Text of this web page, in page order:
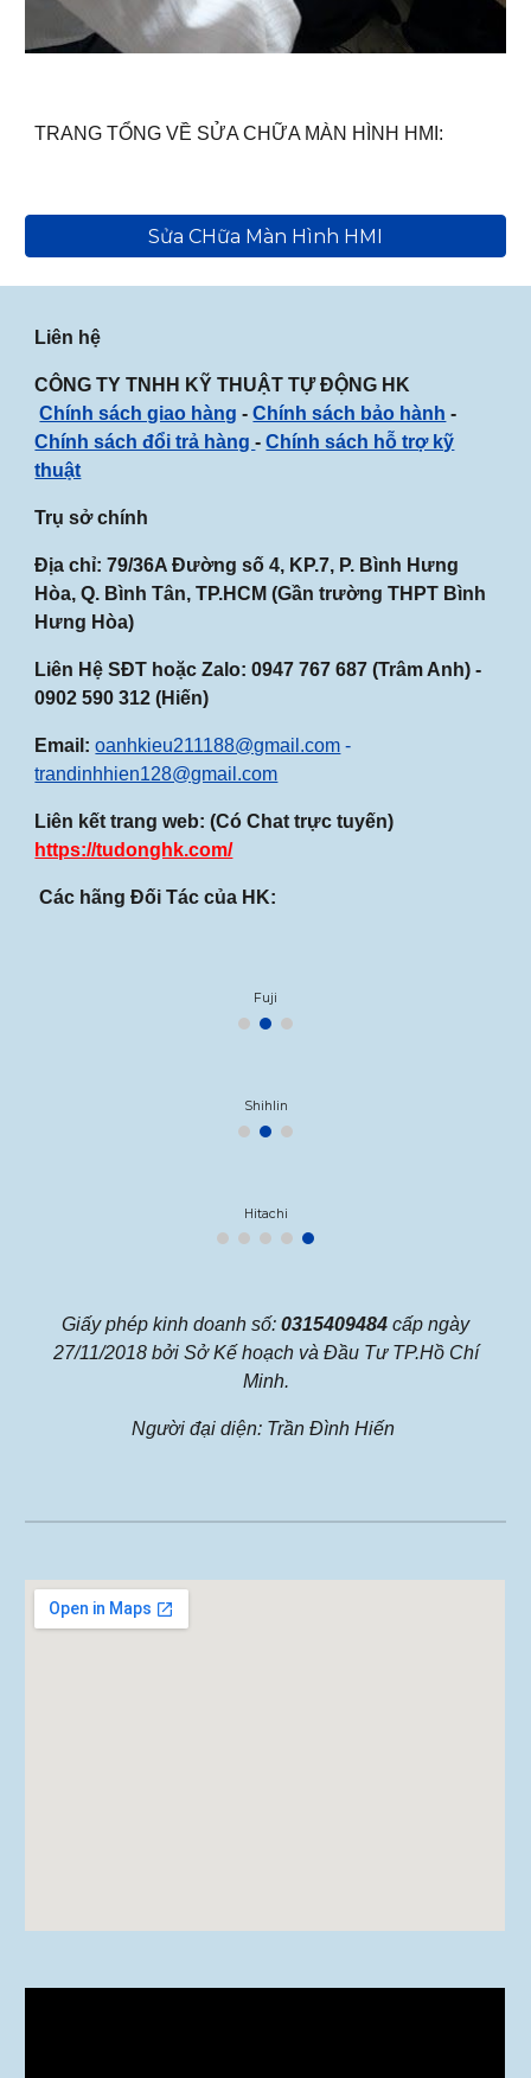
TRANG TỔNG VỀ SỬA CHỮA MÀN HÌNH HMI:
Sửa CHữa Màn Hình HMI
Liên hệ
CÔNG TY TNHH KỸ THUẬT TỰ ĐỘNG HK
Chính sách giao hàng - Chính sách bảo hành -
Chính sách đổi trả hàng- Chính sách hỗ trợ kỹ
thuật
Trụ sở chính
Địa chỉ: 79/36A Đường số 4, KP.7, P. Bình Hưng
Hòa, Q. Bình Tân, TP.HCM (Gần trường THPT Bình
Hưng Hòa)
Liên Hệ SĐT hoặc Zalo:0947 767 687 (Trâm Anh) -
0902 590 312 (Hiến)
Email: oanhkieu211188@gmail.com -
trandinhhien128@gmail.com
Liên kết trang web: (Có Chat trực tuyến)
https://tudonghk.com/
Các hãng Đối Tác của HK:
Fuji
Shihlin
Hitachi
Giấy phép kinh doanh số: 0315409484 cấp ngày
27/11/2018 bởi Sở Kế hoạch và Đầu Tư TP.Hồ Chí
Minh.
Người đại diện: Trần Đình Hiến